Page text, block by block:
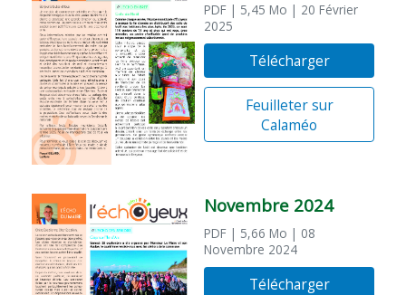
PDF | 5,45 Mo | 20 Février
2025
Télécharger
Feuilleter sur
Calaméo
Novembre 2024
PDF | 5,66 Mo | 08
Novembre 2024
Télécharger